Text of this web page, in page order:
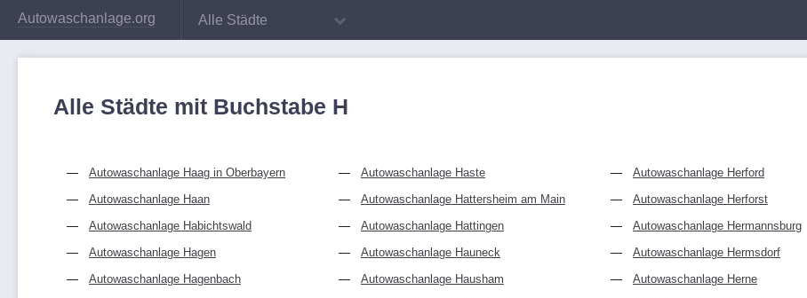
Autowaschanlage.org Alle Städte
Alle Städte mit Buchstabe H
Autowaschanlage Haag in Oberbayern
Autowaschanlage Haan
Autowaschanlage Habichtswald
Autowaschanlage Hagen
Autowaschanlage Hagenbach
Autowaschanlage Haste
Autowaschanlage Hattersheim am Main
Autowaschanlage Hattingen
Autowaschanlage Hauneck
Autowaschanlage Hausham
Autowaschanlage Herford
Autowaschanlage Herforst
Autowaschanlage Hermannsburg
Autowaschanlage Hermsdorf
Autowaschanlage Herne